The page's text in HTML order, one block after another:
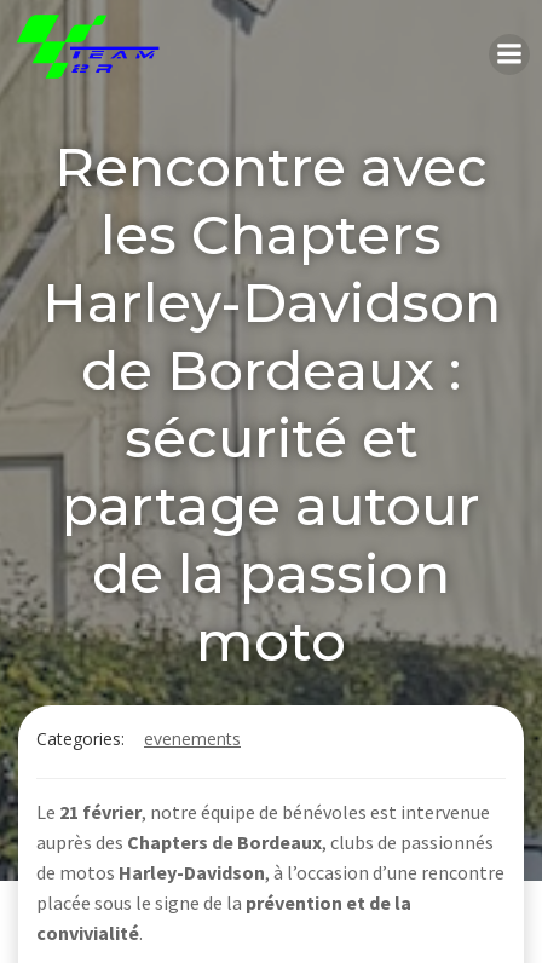
Aller
Rencontre avec
les Chapters
Harley-Davidson
de Bordeaux :
sécurité et
partage autour
de la passion
moto
Categories: evenements
Le 21 février, notre équipe de bénévoles est intervenue
auprès des Chapters de Bordeaux, clubs de passionnés
de motos Harley-Davidson, à l’occasion d’une rencontre
placée sous le signe de la prévention et de la
convivialité.